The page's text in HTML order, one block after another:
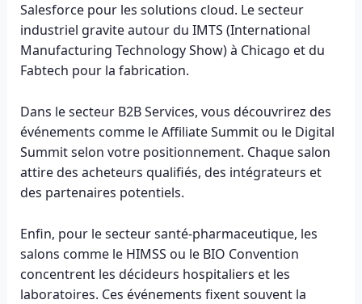
Salesforce pour les solutions cloud. Le secteur
industriel gravite autour du IMTS (International
Manufacturing Technology Show) à Chicago et du
Fabtech pour la fabrication.
Dans le secteur B2B Services, vous découvrirez des
événements comme le Affiliate Summit ou le Digital
Summit selon votre positionnement. Chaque salon
attire des acheteurs qualifiés, des intégrateurs et
des partenaires potentiels.
Enfin, pour le secteur santé-pharmaceutique, les
salons comme le HIMSS ou le BIO Convention
concentrent les décideurs hospitaliers et les
laboratoires. Ces événements fixent souvent la